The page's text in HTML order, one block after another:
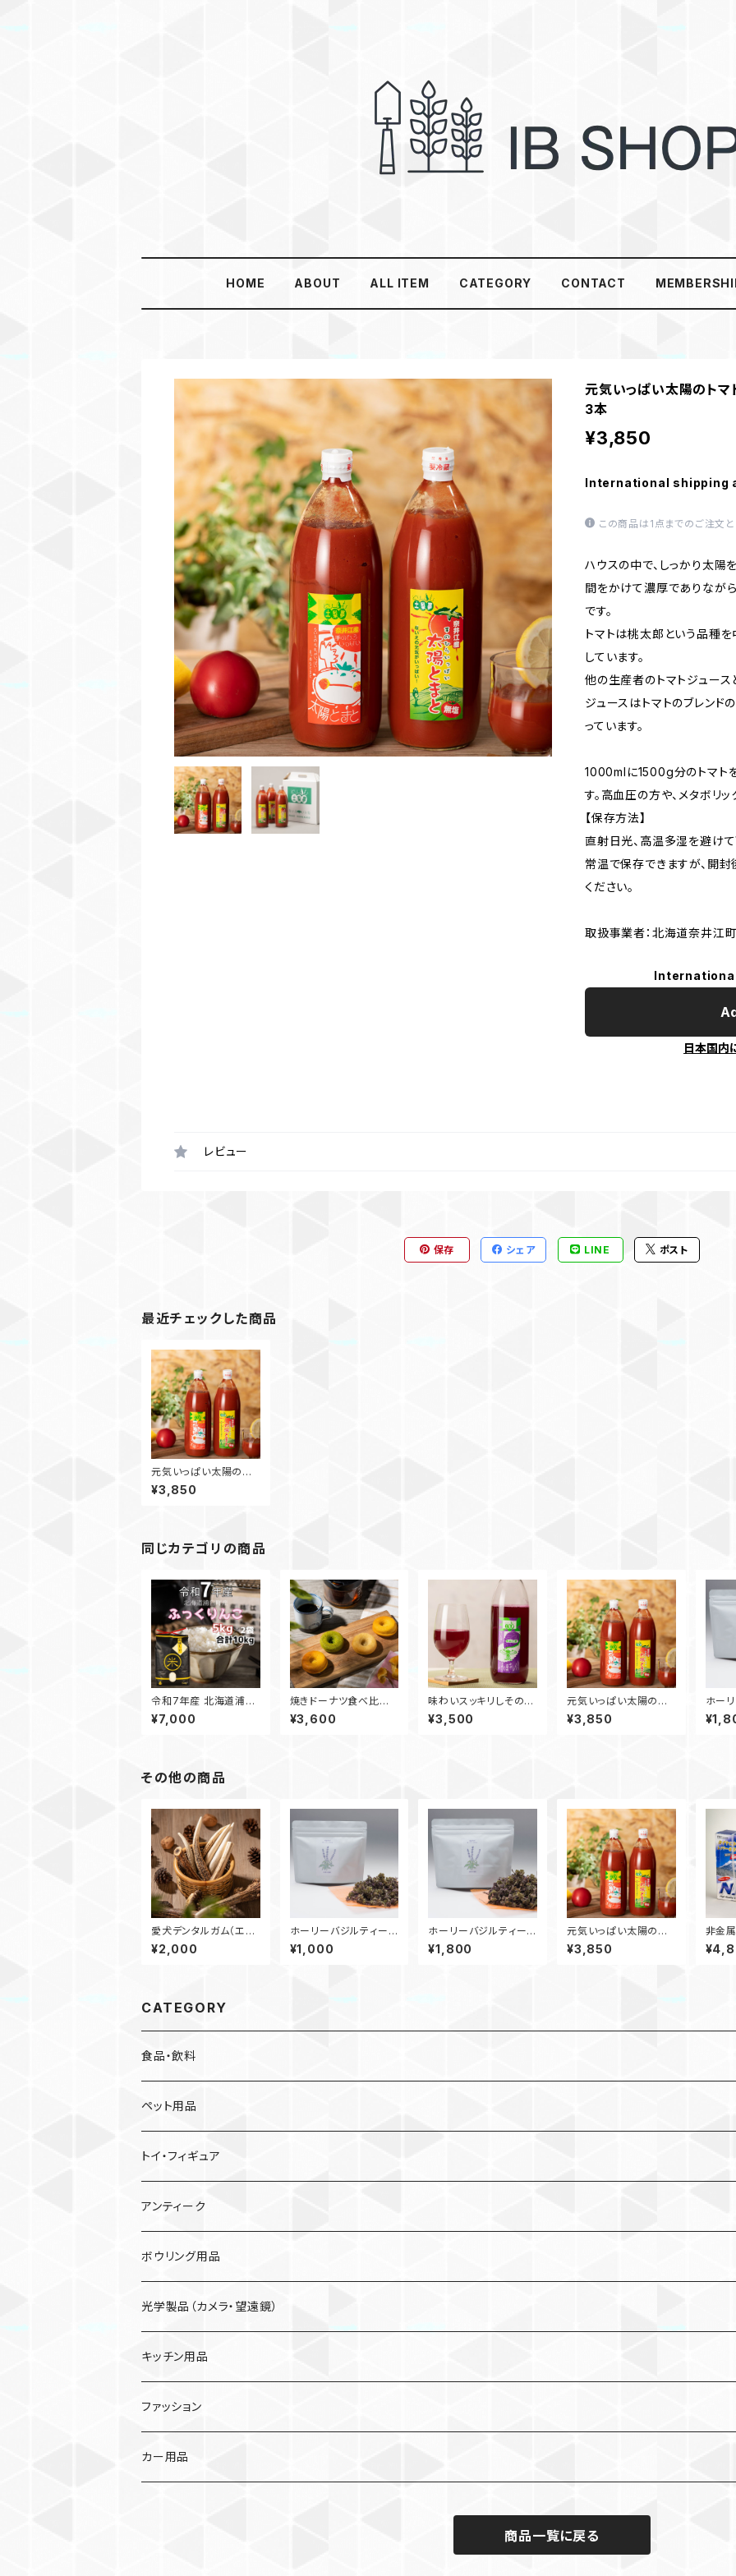
HOME ABOUT ALL ITEM CATEGORY CONTACT
元気いっぱい太陽のト
3本
¥3,850
International shipping
この商品は1点までのご注文と
ハウスの中で、しっかり太陽
間をかけて濃厚でありなが
です。
トマトは桃太郎という品種
しています。
他の生産者のトマトジュー
ジュースはトマトのブレン
っています。
1000mlに1500g分のトマト
す。高血圧の方や、メタボリ
【保存方法】
直射日光、高温多湿を避けて
常温で保存できますが、開
ください。
取扱事業者：北海道奈井
日本国内
レビュー
保存 シェア LINE ポスト
最近チェックした商品
元気いっぱい太陽のト
マトジュースセット(無
塩)1000ml 3本
¥3,850
同じカテゴリの商品
令和7年産 北海道浦臼
町産ふっくりんこ精米（5
kg×2）10kg「農家直
¥7,000
焼きドーナツ食べ比べ
セット
¥3,600
味わいスッキリしその葉
キレイ 1000ml 3本
¥3,500
元気いっぱい太陽のト
マトジュースセット 100
0ml 3本
¥3,850
ホー
（茶葉
その他の商品
愛犬デンタルガム（エゾ
鹿の角）Ｌサイズ 20cm
～25cm
¥2,000
ホーリーバジルティー
（茶葉10g）
¥1,000
ホーリーバジルティー
（茶葉20g）
¥1,800
元気いっぱい太陽のト
マトジュースセット(無
塩)1000ml 3本
¥3,850
非金
エヌ
FE03
CATEGORY
食品・飲料
ハーブティー
お茶
米
ジュース
菓子
農産物
スイートコーン
アスパラガス
ペット用品
嗜好品
トイ・フィギュア
アンティーク
ボウリング用品
光学製品（カメラ・望遠鏡）
キッチン用品
ファッション
カー用品
商品一覧に戻る